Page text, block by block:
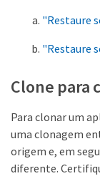
"Restaure
"Restaure
Clone para
Para clonar um
uma clonagem
origem e, em
diferente.